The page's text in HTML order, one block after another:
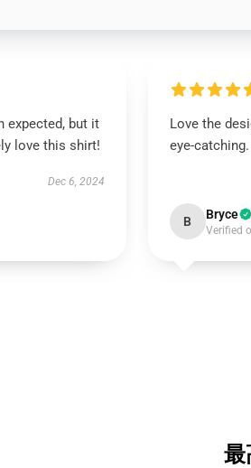
expected, but it
love this shirt!
Dec 6, 2024
Love the
eye-catching.
B Bryce
Verified
最